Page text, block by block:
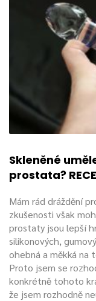
Skleněné
prostata?
Mám rád dráždění
zkušenosti však
prostaty jsou lepší
silikonových,
ohebná a měkká na
Proto jsem se
konkrétně tohoto
že jsem rozhodně